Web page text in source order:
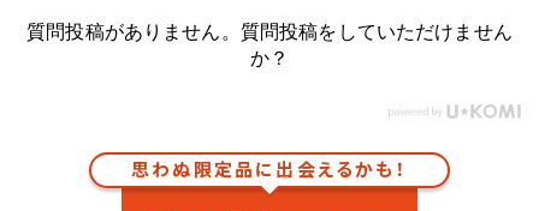
質問投稿がありません。質問投稿をしていただけません
か？
思わぬ限定品に出会えるかも！